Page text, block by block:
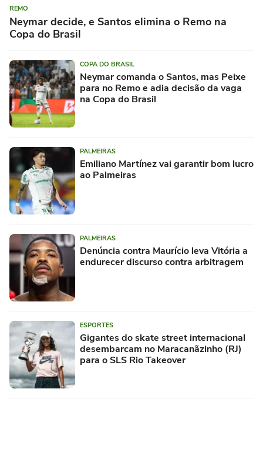
REMO
Neymar decide, e Santos elimina o Remo na
Copa do Brasil
COPA DO BRASIL
Neymar comanda o Santos, mas Peixe
para no Remo e adia decisão da vaga
na Copa do Brasil
PALMEIRAS
Emiliano Martínez vai garantir bom lucro
ao Palmeiras
PALMEIRAS
Denúncia contra Maurício leva Vitória a
endurecer discurso contra arbitragem
ESPORTES
Gigantes do skate street internacional
desembarcam no Maracanãzinho (RJ)
para o SLS Rio Takeover